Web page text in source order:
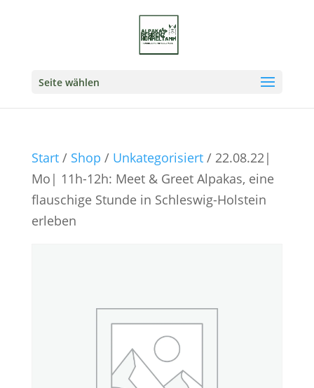
Seite wählen
Start/ Shop / Unkategorisiert/ 22.08.22|
Mo| 11h-12h: Meet & Greet Alpakas, eine
flauschige Stunde in Schleswig-Holstein
erleben